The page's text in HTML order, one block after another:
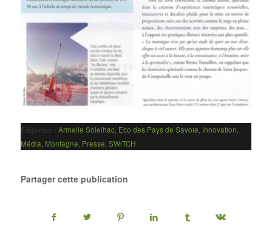
Etiquettes : Armelle Solelhac, Eco des Pays de Savoie, Innovation,
Média, Montagne, Presse, SWiTCH
Partager cette publication